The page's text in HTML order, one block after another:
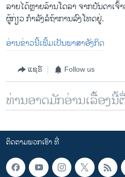
ລາຍໄດ້ຫຼາຍລ້ານໂດລາ ຈາກບັນດາເ
ຜູ້ກ່ຽວ ກຳລັງລໍຖ້າການລົງໂທດຢູ່.
ອ່ານຂ່າວນີ້ເພີ້ມເປັນພາສາອັງກິດ
ແຊຣ໌ Follow us
ທ່ານອາດມັກອ່ານເລື້ອງນີ້
ຕິດຕາມພວກເຮົາ ທີ່